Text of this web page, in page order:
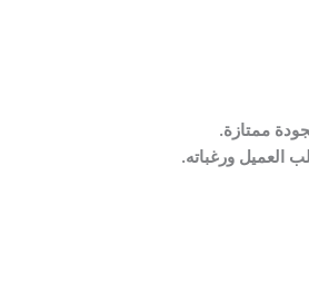
ممتازة.
العميل ورغباته.